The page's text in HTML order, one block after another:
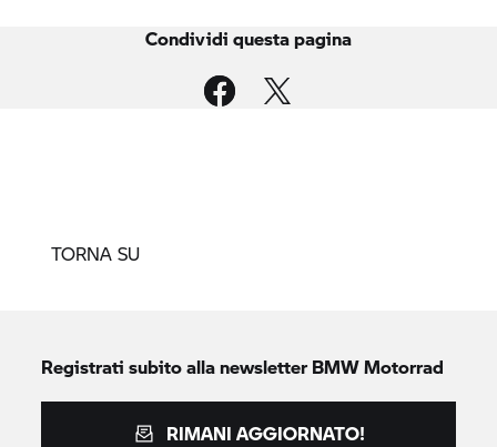
Condividi questa pagina
TORNA SU
Registrati subito alla newsletterBMW Motorrad
RIMANI AGGIORNATO!